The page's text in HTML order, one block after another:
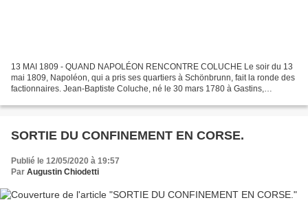
13 MAI 1809 - QUAND NAPOLÉON RENCONTRE COLUCHE Le soir du 13
mai 1809, Napoléon, qui a pris ses quartiers à Schönbrunn, fait la ronde des
factionnaires. Jean-Baptiste Coluche, né le 30 mars 1780 à Gastins,
SORTIE DU CONFINEMENT EN CORSE.
Publié le 12/05/2020 à 19:57
Par Augustin Chiodetti